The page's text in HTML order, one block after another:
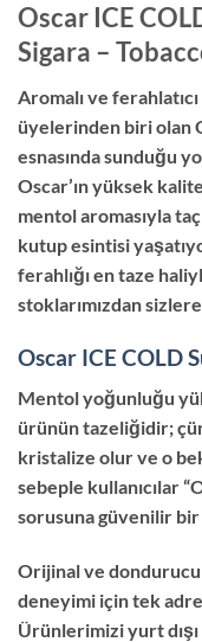
Oscar ICE
Sigara –
Aromalı ve
üyelerinden biri olan
esnasında sunduğu
Oscar’ın yüksek
mentol aromasıyla
kutup esintisi
ferahlığı en taze
stoklarımızdan
Oscar ICE COLD
Mentol yoğunluğu
ürünün tazeliğidir;
kristalize olur ve o
sebeple kullanıcılar
sorusuna güvenilir bir
Orijinal ve
deneyimi için tek
Ürünlerimizi yurt